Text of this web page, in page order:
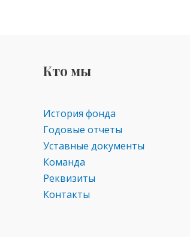
Кто мы
История фонда
Годовые отчеты
Уставные документы
Команда
Реквизиты
Контакты